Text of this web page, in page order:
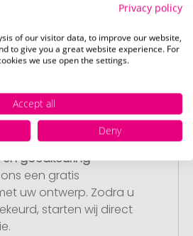
ontwerp op onze
en rond uw
u op dit moment
beschikbaar
goedkeuring
een gratis
uw ontwerp. Zodra u
starten wij direct
Privacy policy
of our visitor data, to improve our website,
to give you a great website experience. For
we use open the settings.
Accept all
Deny